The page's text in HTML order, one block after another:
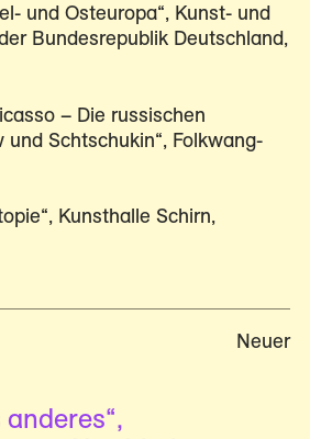
und Osteuropa“, Kunst- und
Bundesrepublik Deutschland,
– Die russischen
Schtschukin“, Folkwang-
Kunsthalle Schirn,
Neuer